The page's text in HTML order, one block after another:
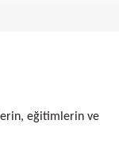
eğitimlerin ve